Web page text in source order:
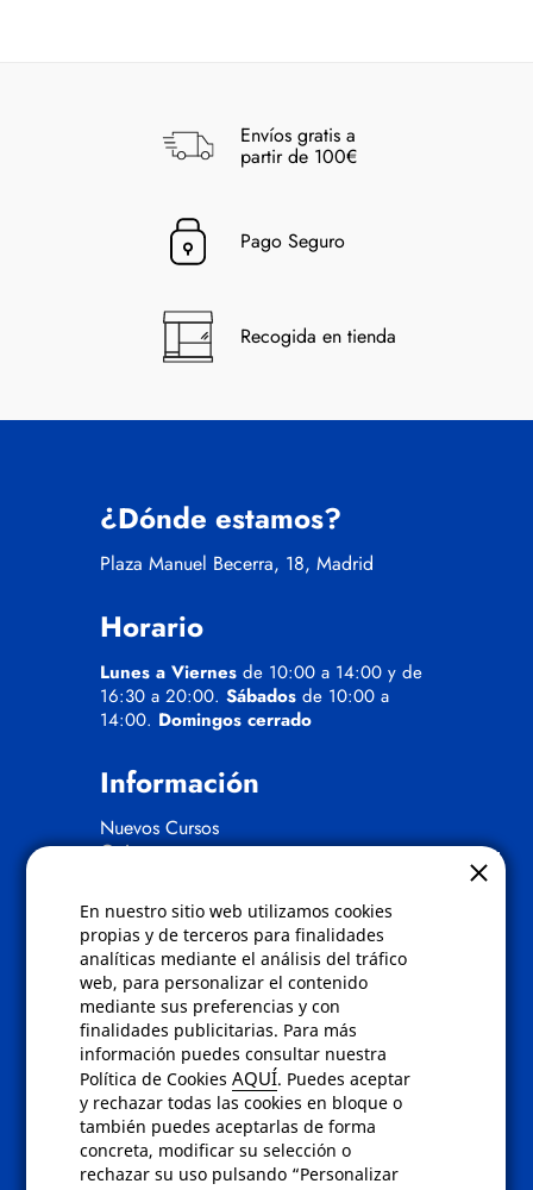
En nuestro sitio web utilizamos cookies
propias y de terceros para finalidades
analíticas mediante el análisis del tráfico
web, para personalizar el contenido
mediante sus preferencias y con
finalidades publicitarias. Para más
información puedes consultar nuestra
Política de CookiesAQUÍ. Puedes aceptar
y rechazar todas las cookies en bloque o
también puedes aceptarlas de forma
concreta, modificar su selección o
rechazar su uso pulsando “Personalizar
Envíos gratis a
partir de 100€
Pago Seguro
Recogida en tienda
¿Dónde estamos?
Plaza Manuel Becerra, 18, Madrid
Horario
Lunes a Viernes de 10:00 a 14:00 y de
16:30 a 20:00. Sábados de 10:00 a
14:00. Domingos cerrado
Información
Nuevos Cursos
Quienes somos
Políticas
Condiciones de compra
Aviso de privacidad
Cookies
Bajas comunicados comerciales
Derecho de desistimiento
Preguntas frecuentes
Contacto